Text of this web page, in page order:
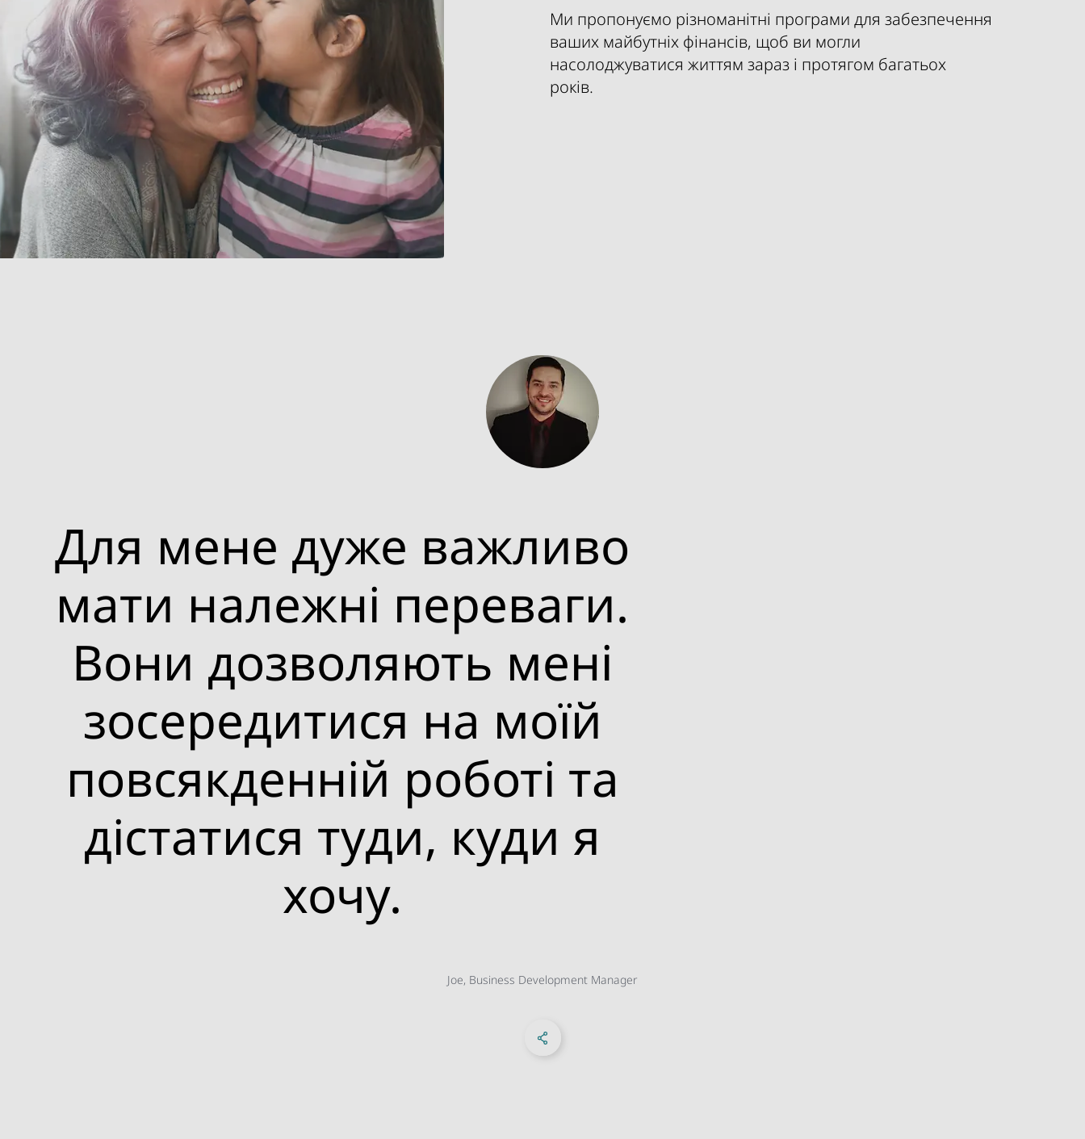
Ми пропонуємо різноманітні програми для забезпечення
ваших майбутніх фінансів, щоб ви могли
насолоджуватися життям зараз і протягом багатьох
років.
Для мене дуже важливо
мати належні переваги.
Вони дозволяють мені
зосередитися на моїй
повсякденній роботі та
дістатися туди, куди я
хочу.
Joe, Business Development Manager